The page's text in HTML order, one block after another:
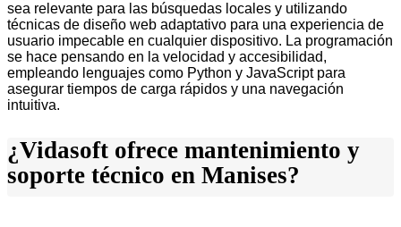
sea relevante para las búsquedas locales y utilizando
técnicas de diseño web adaptativo para una experiencia de
usuario impecable en cualquier dispositivo. La programación
se hace pensando en la velocidad y accesibilidad,
empleando lenguajes como Python y JavaScript para
asegurar tiempos de carga rápidos y una navegación
intuitiva.
¿Vidasoft ofrece mantenimiento y
soporte técnico en Manises?